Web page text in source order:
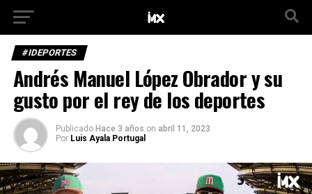
#IDEPORTES
Andrés Manuel López Obrador y su
gusto por el rey de los deportes
Publicado Hace 3 años on abril 11, 2023
Por Luis Ayala Portugal